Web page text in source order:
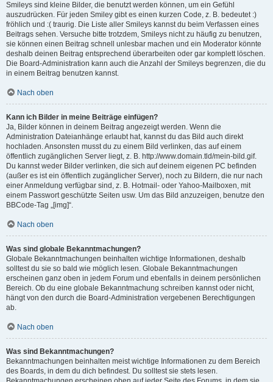
Smileys sind kleine Bilder, die benutzt werden können, um ein Gefühl
auszudrücken. Für jeden Smiley gibt es einen kurzen Code, z. B. bedeutet :)
fröhlich und :( traurig. Die Liste aller Smileys kannst du beim Verfassen eines
Beitrags sehen. Versuche bitte trotzdem, Smileys nicht zu häufig zu benutzen,
sie können einen Beitrag schnell unlesbar machen und ein Moderator könnte
deshalb deinen Beitrag entsprechend überarbeiten oder gar komplett löschen.
Die Board-Administration kann auch die Anzahl der Smileys begrenzen, die du
in einem Beitrag benutzen kannst.
Nach oben
Kann ich Bilder in meine Beiträge einfügen?
Ja, Bilder können in deinem Beitrag angezeigt werden. Wenn die
Administration Dateianhänge erlaubt hat, kannst du das Bild auch direkt
hochladen. Ansonsten musst du zu einem Bild verlinken, das auf einem
öffentlich zugänglichen Server liegt, z. B. http://www.domain.tld/mein-bild.gif.
Du kannst weder Bilder verlinken, die sich auf deinem eigenen PC befinden
(außer es ist ein öffentlich zugänglicher Server), noch zu Bildern, die nur nach
einer Anmeldung verfügbar sind, z. B. Hotmail- oder Yahoo-Mailboxen, mit
einem Passwort geschützte Seiten usw. Um das Bild anzuzeigen, benutze den
BBCode-Tag „[img]“.
Nach oben
Was sind globale Bekanntmachungen?
Globale Bekanntmachungen beinhalten wichtige Informationen, deshalb
solltest du sie so bald wie möglich lesen. Globale Bekanntmachungen
erscheinen ganz oben in jedem Forum und ebenfalls in deinem persönlichen
Bereich. Ob du eine globale Bekanntmachung schreiben kannst oder nicht,
hängt von den durch die Board-Administration vergebenen Berechtigungen
ab.
Nach oben
Was sind Bekanntmachungen?
Bekanntmachungen beinhalten meist wichtige Informationen zu dem Bereich
des Boards, in dem du dich befindest. Du solltest sie stets lesen.